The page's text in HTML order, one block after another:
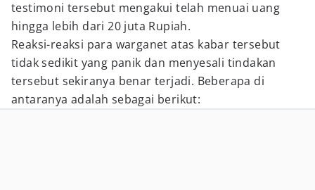
testimoni tersebut mengakui telah menuai uang
hingga lebih dari 20 juta Rupiah.
Reaksi-reaksi para warganet atas kabar tersebut
tidak sedikit yang panik dan menyesali tindakan
tersebut sekiranya benar terjadi. Beberapa di
antaranya adalah sebagai berikut: